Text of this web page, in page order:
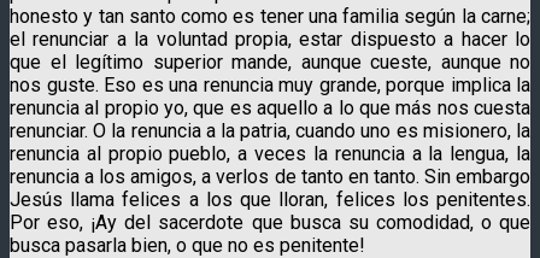
honesto y tan santo como es tener una familia según la carne;
el renunciar a la voluntad propia, estar dispuesto a hacer lo
que el legítimo superior mande, aunque cueste, aunque no
nos guste. Eso es una renuncia muy grande, porque implica la
renuncia al propio yo, que es aquello a lo que más nos cuesta
renunciar. O la renuncia a la patria, cuando uno es misionero, la
renuncia al propio pueblo, a veces la renuncia a la lengua, la
renuncia a los amigos, a verlos de tanto en tanto. Sin embargo
Jesús llama felices a los que lloran, felices los penitentes.
Por eso, ¡Ay del sacerdote que busca su comodidad, o que
busca pasarla bien, o que no es penitente!